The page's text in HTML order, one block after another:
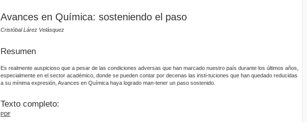
Avances en Química: sosteniendo el paso
Cristóbal Lárez Velásquez
Resumen
Es realmente auspicioso que a pesar de las condiciones adversas que han marcado nuestro país durante los últimos años,
especialmente en el sector académico, donde se pueden contar por decenas las insti-tuciones que han quedado reducidas
a su mínima expresión, Avances en Química haya logrado man-tener un paso sostenido.
Texto completo:
PDF